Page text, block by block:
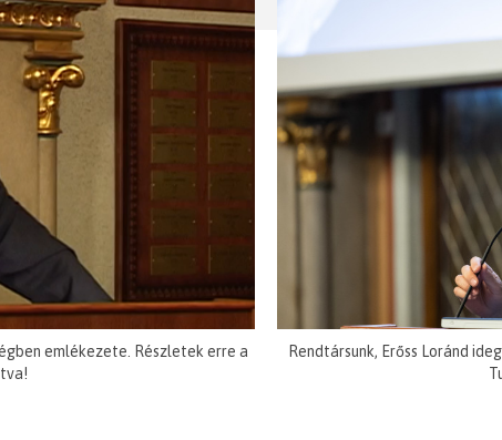
emlékezete. Részletek erre a
Rendtársunk, Erőss Loránd